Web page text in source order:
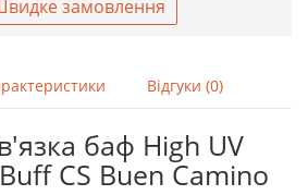
замовлення
Відгуки (0)
баф High UV
CS Buen Camino